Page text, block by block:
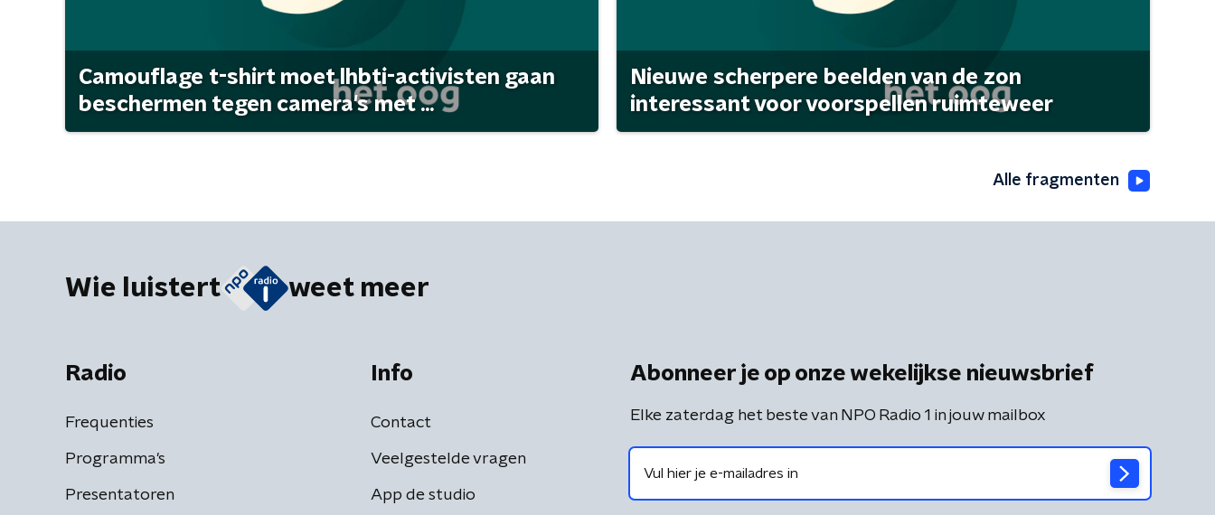
Camouflage t-shirt moet lhbti-activisten gaan
beschermen tegen camera's met ...
Nieuwe scherpere beelden van de zon
interessant voor voorspellen ruimteweer
Alle fragmenten
Wie luistert weet meer
Radio
Frequenties
Programma's
Presentatoren
Info
Contact
Veelgestelde vragen
App de studio
Abonneer je op onze wekelijkse nieuwsbrief
Elke zaterdag het beste van NPO Radio 1 in jouw mailbox